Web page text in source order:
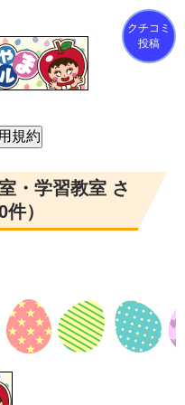
クチコミ
投稿
・学習教室 さ
）